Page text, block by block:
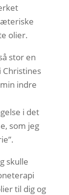
æteriske
olier.
stor en
Christines
indre
i det
som jeg
skulle
til dig og